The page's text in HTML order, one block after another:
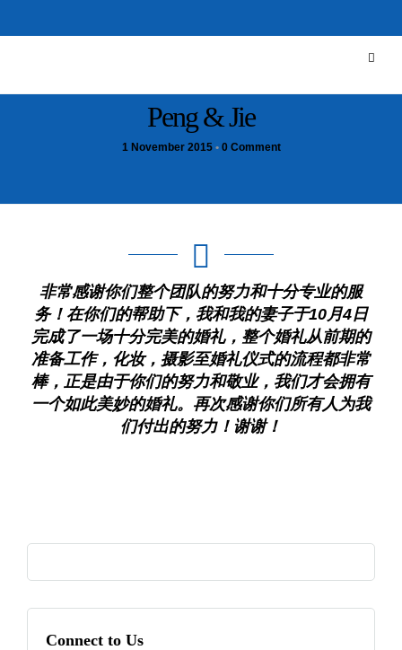
Peng & Jie
1 November 2015 • 0 Comment
非常感谢你们整个团队的努力和十分专业的服
务！在你们的帮助下，我和我的妻子于10月4日
完成了一场十分完美的婚礼，整个婚礼从前期的
准备工作，化妆，摄影至婚礼仪式的流程都非常
棒，正是由于你们的努力和敬业，我们才会拥有
一个如此美妙的婚礼。再次感谢你们所有人为我
们付出的努力！谢谢！
Connect to Us